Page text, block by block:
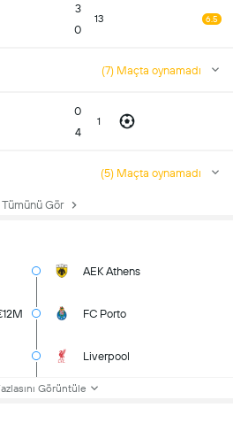
3
0
13 6.5
(7) Maçta oynamadı
0
4
1
(5) Maçta oynamadı
Gör
AEK Athens
FC Porto
Liverpool
Görüntüle